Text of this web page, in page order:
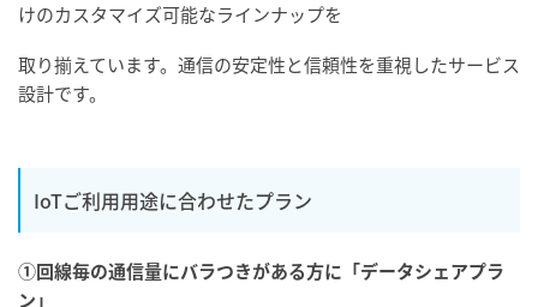
けのカスタマイズ可能なラインナップを
取り揃えています。通信の安定性と信頼性を重視したサービス
設計です。
IoTご利用用途に合わせたプラン
①回線毎の通信量にバラつきがある方に 「データシェアプラ
ン」